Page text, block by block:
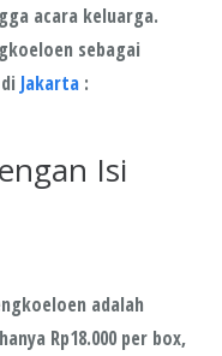
acara keluarga.
sebagai
Jakarta :
Isi
adalah
Rp18.000 per box,